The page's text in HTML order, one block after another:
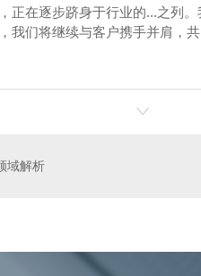
正在逐步跻身于行业的...之列
我们将继续与客户携手并肩，
域解析